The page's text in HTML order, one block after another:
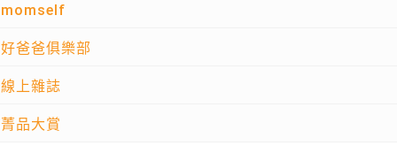
momself
好爸爸俱樂部
線上雜誌
菁品大賞